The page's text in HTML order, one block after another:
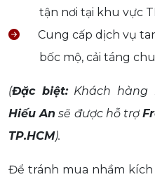
tận nơi tại khu vực
Cung cấp dịch vụ
bốc mộ, cải táng
(Đặc biệt:Khách hàng
Hiếu An sẽ được hỗ trợ
TP.HCM).
Để tránh mua nhầm